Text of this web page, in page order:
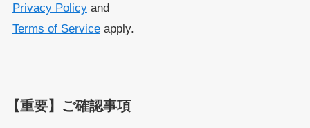
Privacy Policyand
Terms of Serviceapply.
【重要】ご確認事項